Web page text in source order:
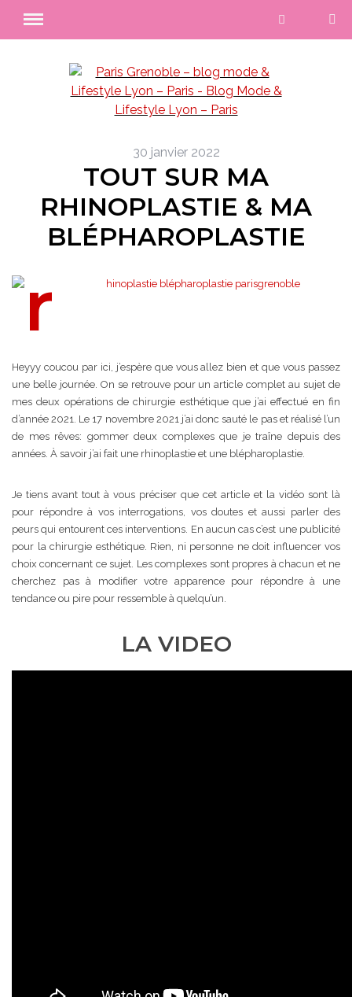
30 janvier 2022
TOUT SUR MA
RHINOPLASTIE & MA
BLÉPHAROPLASTIE
Heyyy coucou par ici, j’espère que vous allez bien et que vous passez
une belle journée. On se retrouve pour un article complet au sujet de
mes deux opérations de chirurgie esthétique que j’ai effectué en fin
d’année 2021. Le 17 novembre 2021 j’ai donc sauté le pas et réalisé l’un
de mes rêves: gommer deux complexes que je traîne depuis des
années. À savoir j’ai fait une rhinoplastie et une blépharoplastie.
Je tiens avant tout à vous préciser que cet article et la vidéo sont là
pour répondre à vos interrogations, vos doutes et aussi parler des
peurs qui entourent ces interventions. En aucun cas c’est une publicité
pour la chirurgie esthétique. Rien, ni personne ne doit influencer vos
choix concernant ce sujet. Les complexes sont propres à chacun et ne
cherchez pas à modifier votre apparence pour répondre à une
tendance ou pire pour ressemble à quelqu’un.
LA VIDEO